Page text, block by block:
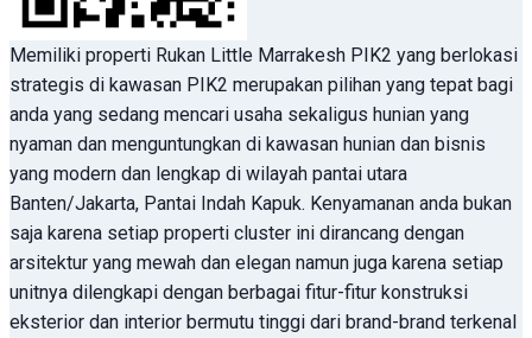
Memiliki properti Rukan Little Marrakesh PIK2 yang berlokasi
strategis di kawasan PIK2 merupakan pilihan yang tepat bagi
anda yang sedang mencari usaha sekaligus hunian yang
nyaman dan menguntungkan di kawasan hunian dan bisnis
yang modern dan lengkap di wilayah pantai utara
Banten/Jakarta, Pantai Indah Kapuk. Kenyamanan anda bukan
saja karena setiap properti cluster ini dirancang dengan
arsitektur yang mewah dan elegan namun juga karena setiap
unitnya dilengkapi dengan berbagai fitur-fitur konstruksi
eksterior dan interior bermutu tinggi dari brand-brand terkenal